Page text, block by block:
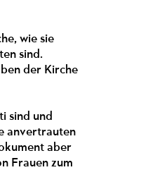
wie sie
sind.
der Kirche
sind und
anvertrauten
aber
Frauen zum